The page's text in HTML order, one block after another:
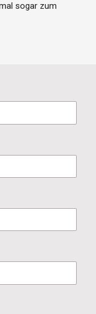
sogar zum